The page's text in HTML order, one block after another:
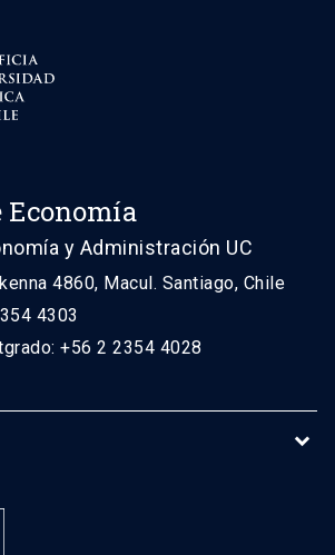
y Administración UC
4860, Macul. Santiago, Chile
4303
+56 2 2354 4028